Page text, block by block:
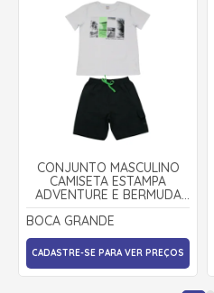
CONJUNTO MASCULINO
CAMISETA ESTAMPA
ADVENTURE E BERMUDA
SARJA 46665 - BOCA
GRANDE
BOCA GRANDE
CADASTRE-SE PARA VER PREÇOS